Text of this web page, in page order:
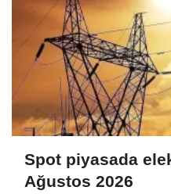
Spot piyasada
Ağustos 2026